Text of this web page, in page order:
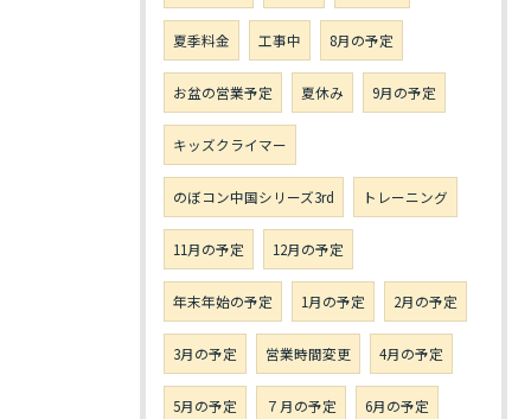
夏季料金 工事中 8月の予定
お盆の営業予定 夏休み 9月の予定
キッズクライマー
のぼコン中国シリーズ3rd トレーニング
11月の予定 12月の予定
年末年始の予定 1月の予定 2月の予定
3月の予定 営業時間変更 4月の予定
5月の予定 ７月の予定 6月の予定